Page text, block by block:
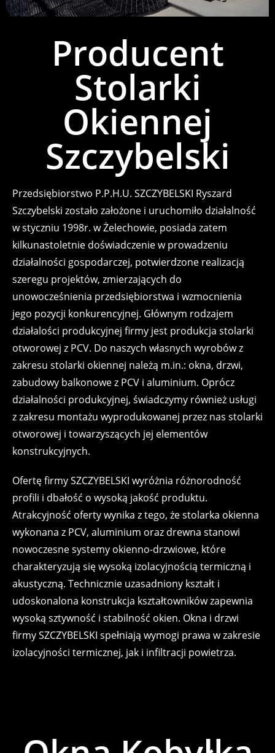
Producent
Stolarki
Okiennej
Szczybelski
Przedsiębiorstwo P.P.H.U. SZCZYBELSKI Ryszard
Szczybelski zostało założone i uruchomiło działalność
w styczniu 1998r. w Żelechowie, posiada zatem
kilkunastoletnie doświadczenie w prowadzeniu
działalności gospodarczej, potwierdzone realizacją
szeregu projektów, zmierzających do
unowocześnienia przedsiębiorstwa i wzmocnienia
jego pozycji konkurencyjnej. Głównym rodzajem
działalości produkcyjnej firmy jest produkcja stolarki
otworowej z PCV. Do naszych własnych wyrobów z
zakresu stolarki okiennej należą m.in.: okna, drzwi,
zabudowy balkonowe z PCV i aluminium. Oprócz
działalności produkcyjnej, świadczymy również usługi
z zakresu montażu wyprodukowanej przez nas stolarki
otworowej i towarzyszących jej elementów
konstrukcyjnych.
Ofertę firmy SZCZYBELSKI wyróżnia różnorodność
profili i dbałość o wysoką jakość produktu.
Atrakcyjność oferty wynika z tego, że stolarka okienna
wykonana z PCV, aluminium oraz drewna stanowi
nowoczesne systemy okienno-drzwiowe, które
charakteryzują się wysoką izolacyjnością termiczną i
akustyczną. Technicznie uzasadniony kształt i
udoskonalona konstrukcja kształtowników zapewnia
wysoką sztywność i stabilność okien. Okna i drzwi
firmy SZCZYBELSKI spełniają wymogi prawa w zakresie
izolacyjności termicznej, jak i infiltracji powietrza.